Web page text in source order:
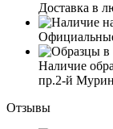
Доставка в
Наличие
пр.2-й
Отзывы